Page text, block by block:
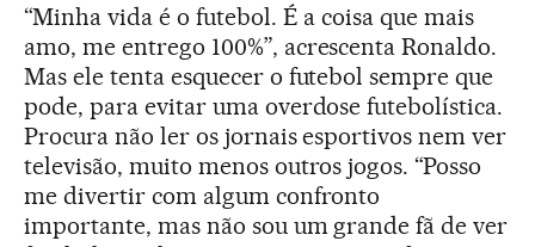
“Minha vida é o futebol. É a coisa que mais
amo, me entrego 100%”, acrescenta Ronaldo.
Mas ele tenta esquecer o futebol sempre que
pode, para evitar uma overdose futebolística.
Procura não ler os jornais esportivos nem ver
televisão, muito menos outros jogos. “Posso
me divertir com algum confronto
importante, mas não sou um grande fã de ver